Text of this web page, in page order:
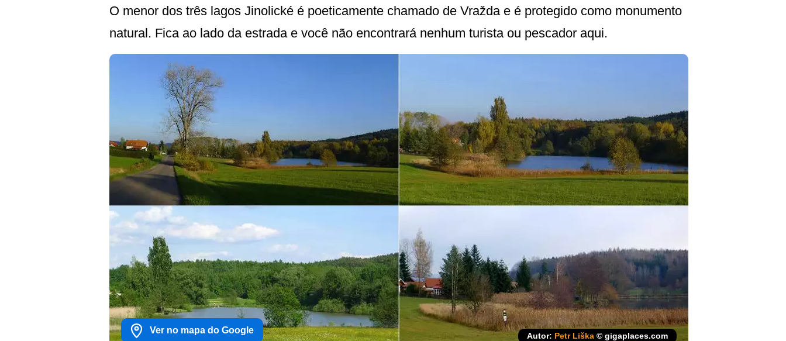
O menor dos três lagos Jinolické é poeticamente chamado de Vražda e é protegido como monumento
natural. Fica ao lado da estrada e você não encontrará nenhum turista ou pescador aqui.
Ver no mapa do Google
Autor: Petr Liška © gigaplaces.com